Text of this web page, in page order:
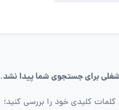
برای جستجوی شما پیدا نشد.
کلیدی خود را بررسی کنید؛